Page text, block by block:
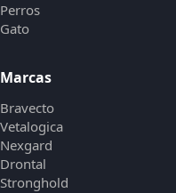
Perros
Gato
Marcas
Bravecto
Vetalogica
Nexgard
Drontal
Stronghold